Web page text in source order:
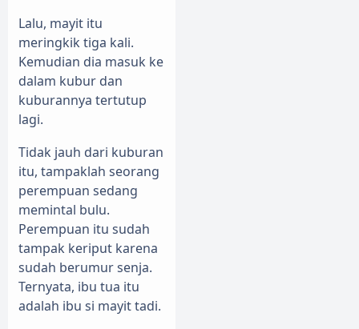
Lalu, mayit itu
meringkik tiga kali.
Kemudian dia masuk ke
dalam kubur dan
kuburannya tertutup
lagi.
Tidak jauh dari kuburan
itu, tampaklah seorang
perempuan sedang
memintal bulu.
Perempuan itu sudah
tampak keriput karena
sudah berumur senja.
Ternyata, ibu tua itu
adalah ibu si mayit tadi.